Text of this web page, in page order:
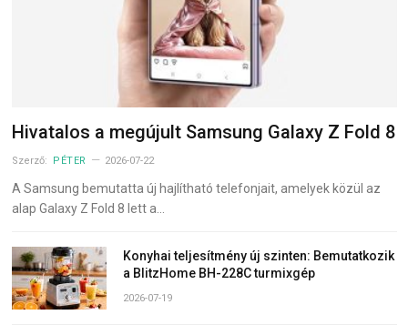
Hivatalos a megújult Samsung Galaxy Z Fold 8
Szerző: PÉTER 2026-07-22
A Samsung bemutatta új hajlítható telefonjait, amelyek közül az
alap Galaxy Z Fold 8 lett a…
Konyhai teljesítmény új szinten: Bemutatkozik
a BlitzHome BH-228C turmixgép
2026-07-19